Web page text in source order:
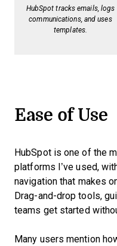
HubSpot tracks emails, logs
communications, and uses
templates.
Ease of Use
HubSpot is one of the
platforms I’ve used,
navigation that makes
Drag-and-drop tools,
teams get started
Many users mention